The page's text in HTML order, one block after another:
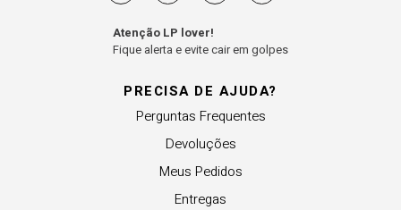
PRECISA DE AJUDA?
Perguntas Frequentes
Devoluções
Meus Pedidos
Entregas
Atenção LP lover!
Fique alerta e evite cair em golpes